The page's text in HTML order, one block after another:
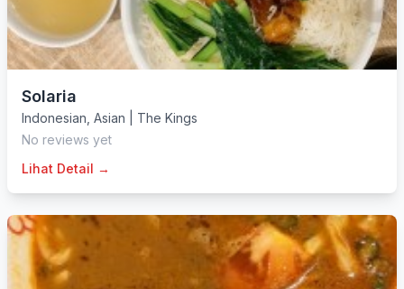
Solaria
Indonesian Asian
The Kings
No reviews yet
Lihat Detail →